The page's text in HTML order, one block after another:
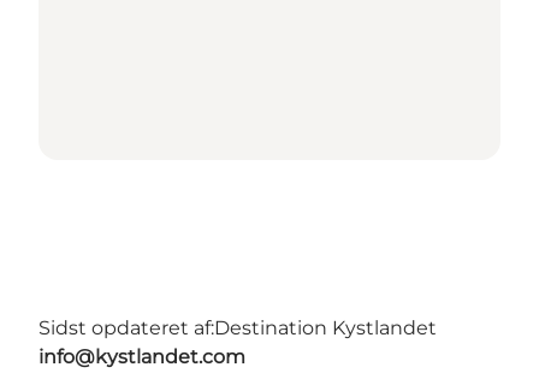
Sidst opdateret af:Destination Kystlandet
info@kystlandet.com